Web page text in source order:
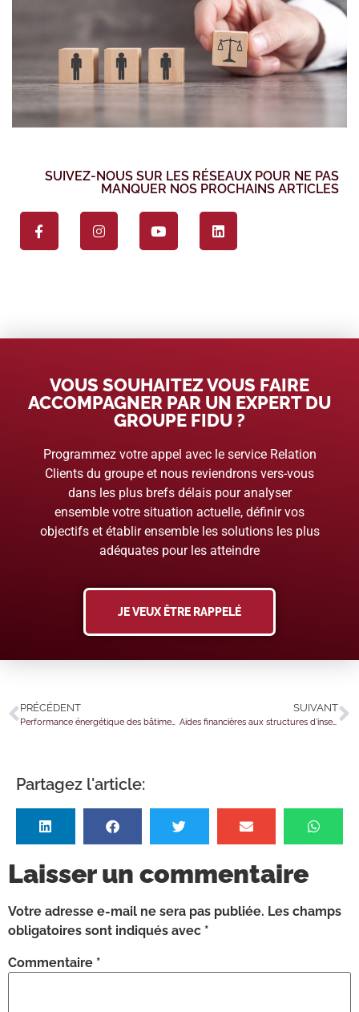
SUIVEZ-NOUS SUR LES RÉSEAUX POUR NE PAS
MANQUER NOS PROCHAINS ARTICLES
VOUS SOUHAITEZ VOUS FAIRE
ACCOMPAGNER PAR UN EXPERT DU
GROUPE FIDU ?
Programmez votre appel avec le service Relation
Clients du groupe et nous reviendrons vers-vous
dans les plus brefs délais pour analyser
ensemble votre situation actuelle, définir vos
objectifs et établir ensemble les solutions les plus
adéquates pour les atteindre
JE VEUX ÊTRE RAPPELÉ
PRÉCÉDENT
Performance énergétique des bâtiments tertiaires : du nouveau…
SUIVANT
Aides financières aux structures d’insertion : une revalorisation actée pour 2026
Partagez l'article:
Laisser un commentaire
Votre adresse e-mail ne sera pas publiée. Les champs
obligatoires sont indiqués avec *
Commentaire *